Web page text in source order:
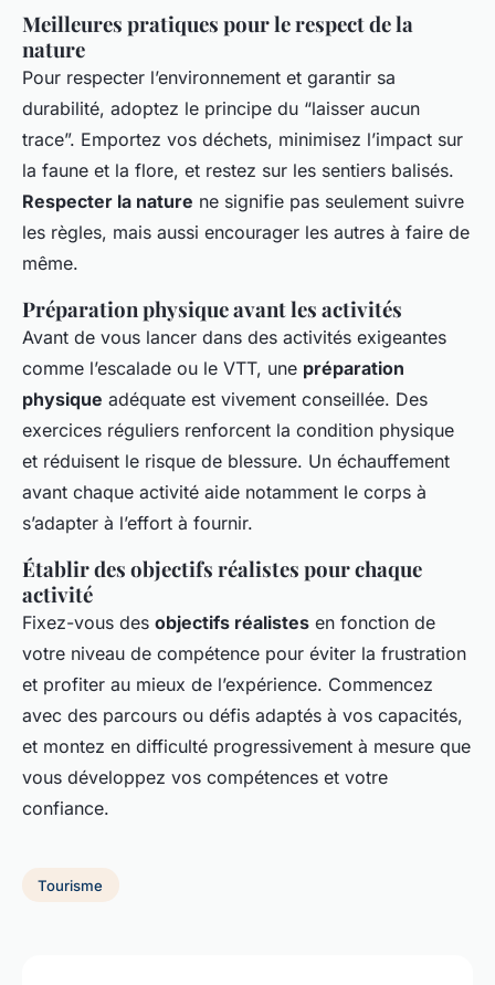
Meilleures pratiques pour le respect de la
nature
Pour respecter l’environnement et garantir sa
durabilité, adoptez le principe du “laisser aucun
trace”. Emportez vos déchets, minimisez l’impact sur
la faune et la flore, et restez sur les sentiers balisés.
Respecter la nature ne signifie pas seulement suivre
les règles, mais aussi encourager les autres à faire de
même.
Préparation physique avant les activités
Avant de vous lancer dans des activités exigeantes
comme l’escalade ou le VTT, une préparation
physique adéquate est vivement conseillée. Des
exercices réguliers renforcent la condition physique
et réduisent le risque de blessure. Un échauffement
avant chaque activité aide notamment le corps à
s’adapter à l’effort à fournir.
Établir des objectifs réalistes pour chaque
activité
Fixez-vous des objectifs réalistes en fonction de
votre niveau de compétence pour éviter la frustration
et profiter au mieux de l’expérience. Commencez
avec des parcours ou défis adaptés à vos capacités,
et montez en difficulté progressivement à mesure que
vous développez vos compétences et votre
confiance.
Tourisme